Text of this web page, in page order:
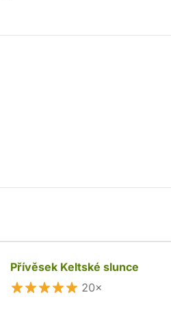
Přívěsek Keltské slunce
20×